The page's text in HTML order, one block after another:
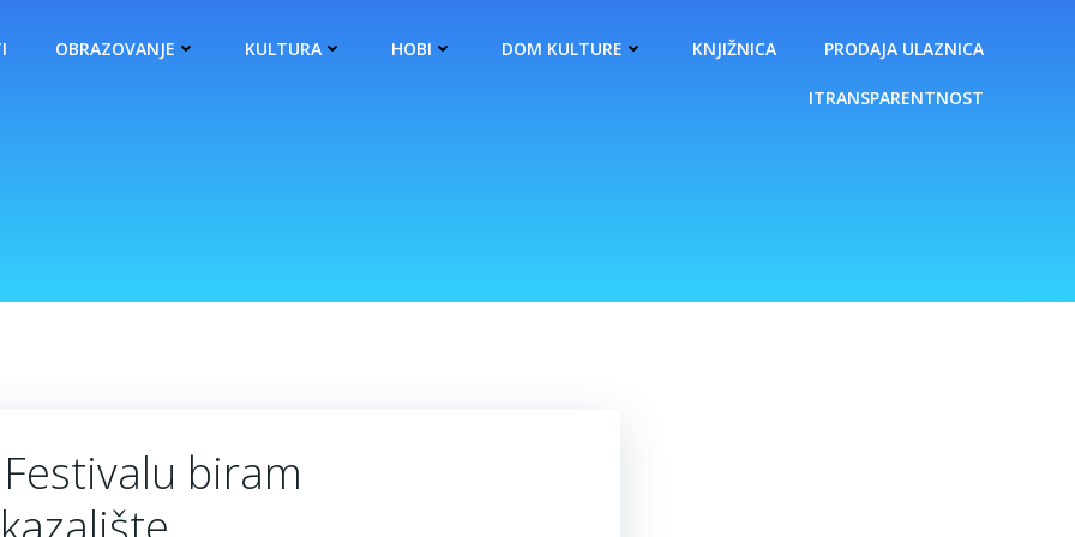
OBRAZOVANJE KULTURA HOBI DOM KULTURE KNJIŽNICA PRODAJA ULAZNICA
ITRANSPARENTNOST
biram